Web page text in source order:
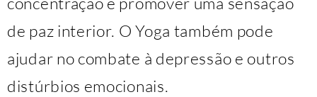
de paz interior. O Yoga também pode
ajudar no combate à depressão e outros
distúrbios emocionais.